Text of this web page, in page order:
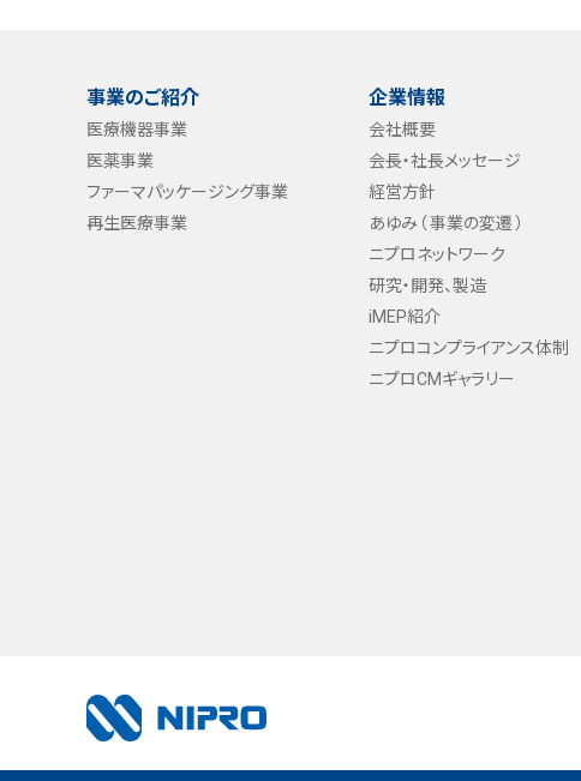
事業のご紹介
医療機器事業
医薬事業
ファーマパッケージング事業
再生医療事業
企業情報
会社概要
会長・社長メッセージ
経営方針
あゆみ（ 事業の変遷 ）
ニプロネットワーク
研究・開発、製造
iMEP紹介
ニプロコンプライアンス体制
ニプロCMギャラリー